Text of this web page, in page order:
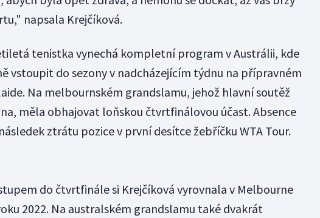
napsala Krejčíková.
tenistka vynechá kompletní program v Austrálii, kde
vstoupit do sezony v nadcházejícím týdnu na přípravném
Na melbournském grandslamu, jehož hlavní soutěž
měla obhajovat loňskou čtvrtfinálovou účast. Absence
ztrátu pozice v první desítce žebříčku WTA Tour.
do čtvrtfinále si Krejčíková vyrovnala v Melbourne
2022. Na australském grandslamu také dvakrát